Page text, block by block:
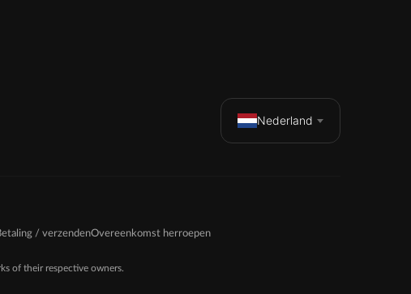
Nederland
/ verzendenOvereenkomst herroepen
of their respective owners.